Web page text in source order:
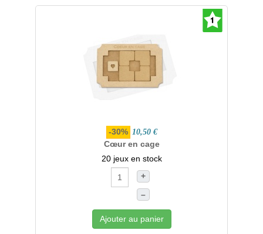
-30% 10,50 €
Cœur en cage
20 jeux en stock
+
–
Ajouter au panier